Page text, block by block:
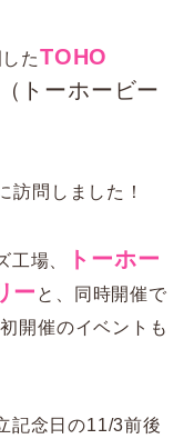
たTOHO
（トーホービー
訪問しました！
工場、
トーホー
ー と、同時開催で
開催のイベントも
記念日の11/3前後